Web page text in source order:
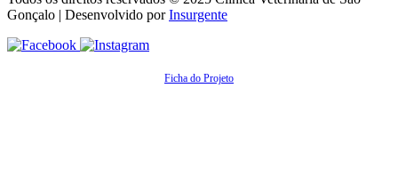
Gonçalo | Desenvolvido porInsurgente
Ficha do Projeto